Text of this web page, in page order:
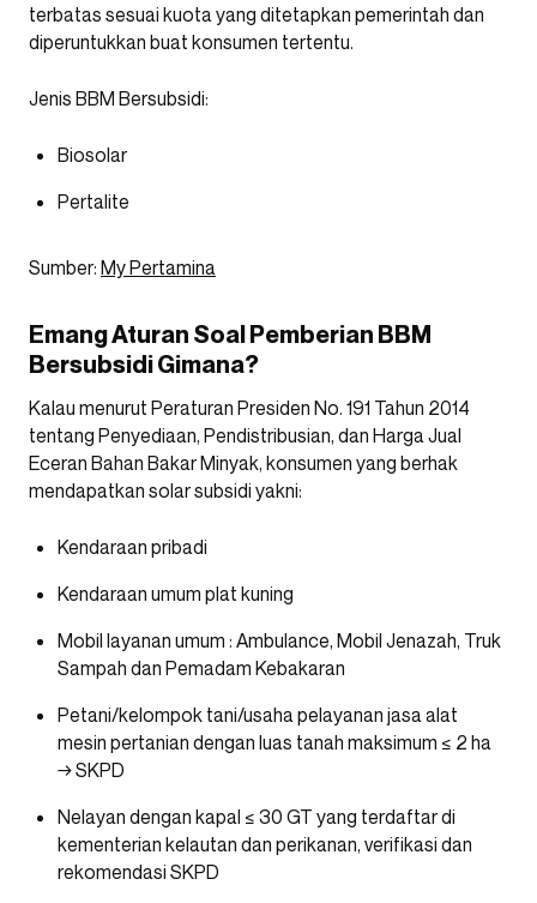
terbatas sesuai kuota yang ditetapkan pemerintah dan
diperuntukkan buat konsumen tertentu.
Jenis BBM Bersubsidi:
Biosolar
Pertalite
Sumber: My Pertamina
Emang Aturan Soal Pemberian BBM
Bersubsidi Gimana?
Kalau menurut Peraturan Presiden No. 191 Tahun 2014
tentang Penyediaan, Pendistribusian, dan Harga Jual
Eceran Bahan Bakar Minyak, konsumen yang berhak
mendapatkan solar subsidi yakni:
Kendaraan pribadi
Kendaraan umum plat kuning
Mobil layanan umum : Ambulance, Mobil Jenazah, Truk
Sampah dan Pemadam Kebakaran
Petani/kelompok tani/usaha pelayanan jasa alat
mesin pertanian dengan luas tanah maksimum ≤ 2 ha
→ SKPD
Nelayan dengan kapal ≤ 30 GT yang terdaftar di
kementerian kelautan dan perikanan, verifikasi dan
rekomendasi SKPD